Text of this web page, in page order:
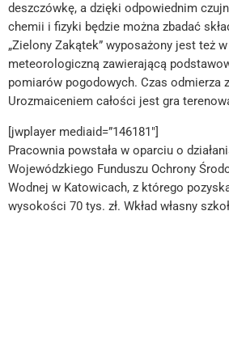
deszczówkę, a dzięki odpowiednim
chemii i fizyki będzie można zbadać
„Zielony Zakątek” wyposażony jest też
meteorologiczną zawierającą
pomiarów pogodowych. Czas odmierza
Urozmaiceniem całości jest gra
[jwplayer mediaid=”146181″]
Pracownia powstała w oparciu o
Wojewódzkiego Funduszu Ochrony
Wodnej w Katowicach, z którego
wysokości 70 tys. zł. Wkład własny